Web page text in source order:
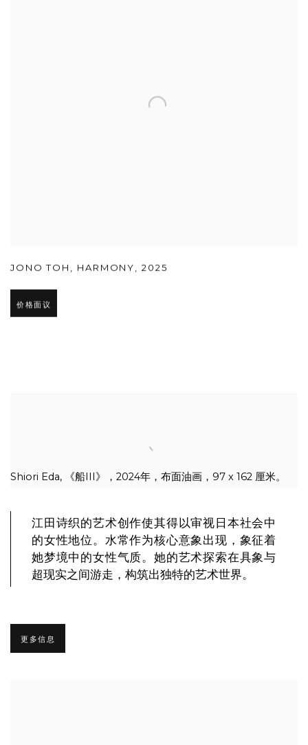
JONO TOH , HARMONY, 2025
价格面议
Shiori Eda, 《船III》，2024年，布面油画，97 x 162 厘米。
江田诗织的艺术创作使其得以审视日本社会中
的女性地位。水常作为核心意象出现，象征着
她梦境中的女性气质。她的艺术探索在具象与
超现实之间游走，构筑出独特的艺术世界。
更多信息